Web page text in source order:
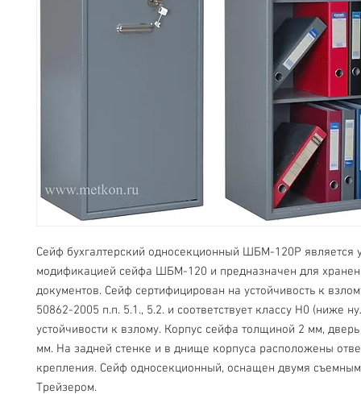
Сейф бухгалтерский односекционный ШБМ-120Р является
модификацией сейфа ШБМ-120 и предназначен для
документов. Сейф сертифицирован на устойчивость к
50862-2005 п.п. 5.1., 5.2. и соответствует классу Н0 (ниже
устойчивости к взлому. Корпус сейфа толщиной 2 мм,
мм. На задней стенке и в днище корпуса расположены
крепления. Сейф односекционный, оснащен двумя
Трейзером.